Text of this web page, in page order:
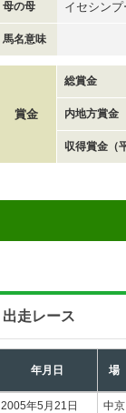
母の母 イセシンプ
馬名意味
賞金
総賞金
内地方賞金
収得賞金（
出走レース
年月日 場
2005年5月21日 中京